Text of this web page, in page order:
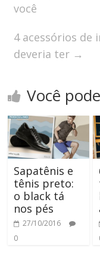
você
4 acessórios de
deveria ter →
Você
Sapatênis e
tênis preto:
o black tá
nos pés
27/10/2016
0